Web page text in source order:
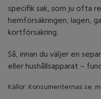
specifik sak, som ju ofta
hemförsäkringen, lagen,
kortförsäkring.
Så, innan du väljer en
eller hushållsapparat –
Källor: Konsumenternas.se,